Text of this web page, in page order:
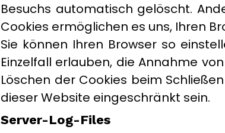
Besuchs automatisch gelöscht.
Cookies ermöglichen es uns, Ihren
Sie können Ihren Browser so
Einzelfall erlauben, die Annahme
Löschen der Cookies beim
dieser Website eingeschränkt sein.
Server-Log-Files